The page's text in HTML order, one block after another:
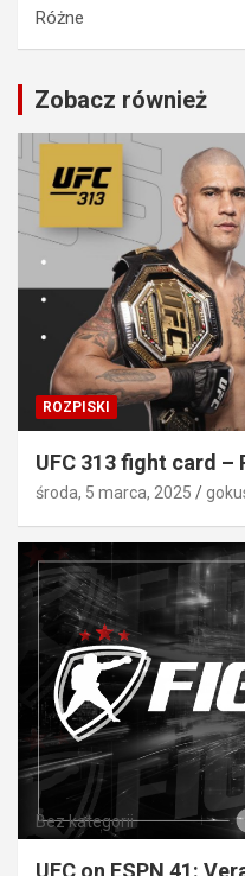
Różne
Zobacz również
ROZPISKI
UFC 313 fight card –
środa, 5 marca, 2025
Bez kategorii